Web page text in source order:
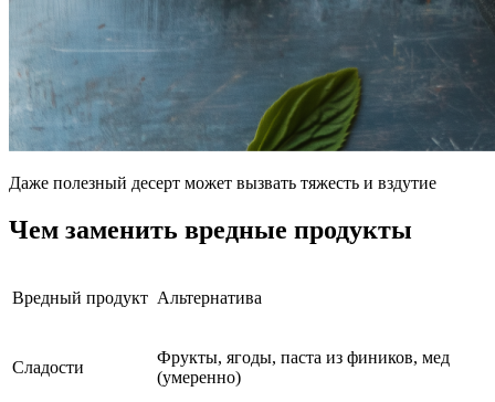
Даже полезный десерт может вызвать тяжесть и вздутие
Чем заменить вредные продукты
Вредный продукт Альтернатива
Сладости
Фрукты, ягоды, паста из фиников, мед
(умеренно)